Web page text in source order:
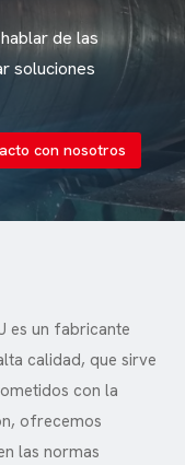
de las
soluciones
con nosotros
es un fabricante
calidad, que sirve
con la
ofrecemos
las normas